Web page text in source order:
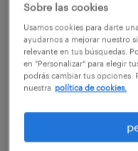
En ese caso, por
características, la
Pero no es solo la
Charlie, al ir día a
tapitas, de haber
Sobre las cookies
Usamos cookies para darte
ayudarnos a mejorar nuestro
relevante en tus búsquedas.
en "Personalizar" para elegir
podrás cambiar tus opciones.
nuestra política de cookies.